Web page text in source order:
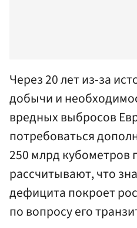
Через 20 лет из-за
добычи и
вредных выбросов
потребоваться
250 млрд кубометров
рассчитывают, что
дефицита покроет
по вопросу его